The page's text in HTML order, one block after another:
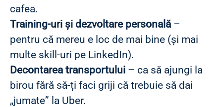
cafea.
Training-uri și dezvoltare personală –
pentru că mereu e loc de mai bine (și mai
multe skill-uri pe LinkedIn).
Decontarea transportului – ca să ajungi la
birou fără să-ți faci griji că trebuie să dai
„jumate” la Uber.